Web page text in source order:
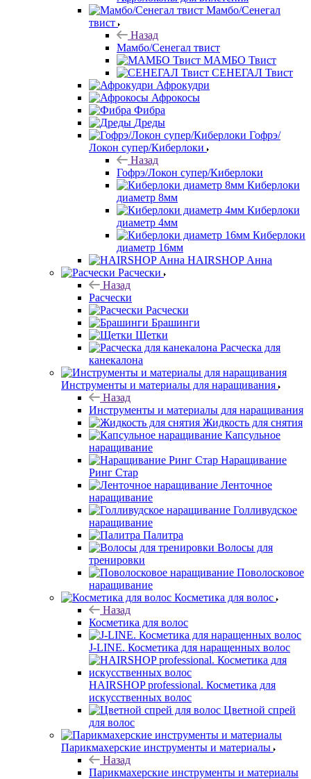
Мамбо/Сенегал
твист
Назад
Мамбо/Сенегал твист
МАМБО Твист
СЕНЕГАЛ Твист
Афрокудри
Афрокосы
Фибра
Дреды
Гофрэ/
Локон супер/Киберлоки
Назад
Гофрэ/Локон супер/Киберлоки
Киберлоки
диаметр 8мм
Киберлоки
диаметр 4мм
Киберлоки
диаметр 16мм
HAIRSHOP Анна
Расчески
Назад
Расчески
Расчески
Брашинги
Щетки
Расческа для
канекалона
Инструменты и материалы для наращивания
Назад
Инструменты и материалы для наращивания
Жидкость для снятия
Капсульное
наращивание
Наращивание
Ринг Стар
Ленточное
наращивание
Голливудское
наращивание
Палитра
Волосы для
тренировки
Поволосковое
наращивание
Косметика для волос
Назад
Косметика для волос
J-LINE. Косметика для наращенных волос
HAIRSHOP professional. Косметика для
искусственных волос
Цветной спрей
для волос
Парикмахерские инструменты и материалы
Назад
Парикмахерские инструменты и материалы